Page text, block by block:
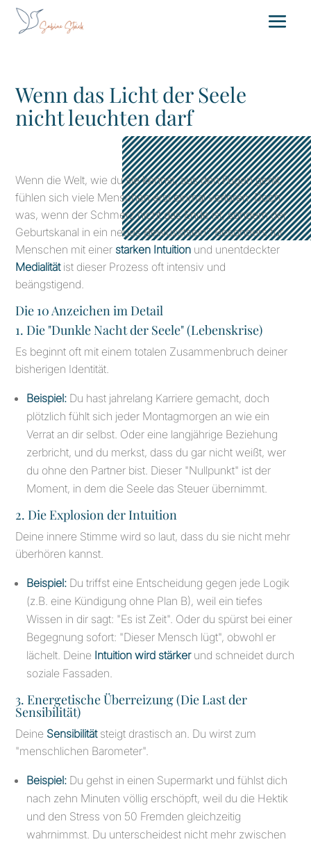
Wenn das Licht der Seele
nicht leuchten darf
Wenn die Welt, wie du sie kennst, aus den Fugen gerät,
fühlen sich viele Menschen erst einmal verloren. Doch
was, wenn der Schmerz nicht das Ende ist, sondern der
Geburtskanal in ein neues Bewusstsein? Besonders für
Menschen mit einer starken Intuition und unentdeckter
Medialitätist dieser Prozess oft intensiv und
beängstigend.
Die 10 Anzeichen im Detail
1. Die "Dunkle Nacht der Seele" (Lebenskrise)
Es beginnt oft mit einem totalen Zusammenbruch deiner
bisherigen Identität.
Beispiel: Du hast jahrelang Karriere gemacht, doch
plötzlich fühlt sich jeder Montagmorgen an wie ein
Verrat an dir selbst. Oder eine langjährige Beziehung
zerbricht, und du merkst, dass du gar nicht weißt, wer
du ohne den Partner bist. Dieser "Nullpunkt" ist der
Moment, in dem die Seele das Steuer übernimmt.
2. Die Explosion der Intuition
Deine innere Stimme wird so laut, dass du sie nicht mehr
überhören kannst.
Beispiel: Du triffst eine Entscheidung gegen jede Logik
(z.B. eine Kündigung ohne Plan B), weil ein tiefes
Wissen in dir sagt: "Es ist Zeit". Oder du spürst bei einer
Begegnung sofort: "Dieser Mensch lügt", obwohl er
lächelt. Deine Intuition wird stärkerund schneidet durch
soziale Fassaden.
3. Energetische Überreizung (Die Last der
Sensibilität)
Deine Sensibilitätsteigt drastisch an. Du wirst zum
"menschlichen Barometer".
Beispiel: Du gehst in einen Supermarkt und fühlst dich
nach zehn Minuten völlig erschöpft, weil du die Hektik
und den Stress von 50 Fremden gleichzeitig
wahrnimmst. Du unterscheidest nicht mehr zwischen